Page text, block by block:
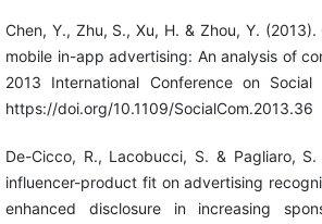
Chen, Y., Zhu, S., Xu, H. & Zhou, Y.
mobile in-app advertising: An analysis of
2013 International Conference on Social
https://doi.org/10.1109/SocialCom.2013.36
De-Cicco, R., Lacobucci, S. & Pagliaro,
influencer-product fit on advertising
enhanced disclosure in increasing